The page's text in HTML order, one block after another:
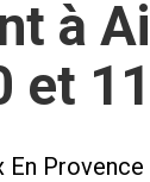
à
et
En Provence